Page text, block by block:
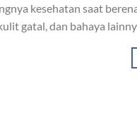
kesehatan saat
gatal, dan bahaya